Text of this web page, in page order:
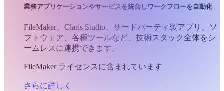
業務アプリケーションやサービスを統合しワークフローを自動化
FileMaker、Claris Studio、サードパーティ製アプリ、ソ
フトウェア、各種ツールなど、技術スタック全体をシ
ームレスに連携できます。
FileMaker ライセンスに含まれています
さらに詳しく